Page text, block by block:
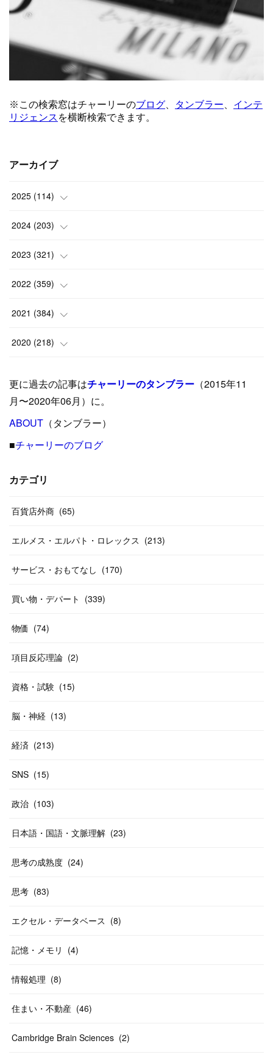
アーカイブ
2025 (114)
(1)
(8)
(6)
(9 )
( 5 )
( 15
(24)
(8 )
(17
(12)
2024 (203)
(24)
(10)
(18)
(17)
)
(12)
19)
(13
(14)
2023 (321)
(25)
(17)
(35)
(33 )
(26)
27)
(29
(24)
(26
2022 (359)
(42)
(37)
(31)
(31)
31
(26
(20)
(14
(46
2021 (384)
(9)
(39)
( 23)
40
(55
(38)
(20
(31
58)
10
2020 (218)
(24)
( 42)
(33
(46)
(20
更に過去の記事はチャーリーのタンブラー （2015年11
月〜2020年06月）に。
ABOUT （タンブラー）
■チャーリーのブログ
カテゴリ
百貨店外商 (65)
エルメス・エルパト・ロレックス (213)
サービス・おもてなし (170)
買い物・デパート (339)
物価 (74)
項目反応理論 (2)
資格・試験 (15)
脳・神経 (13)
経済 (213)
SNS (15)
政治 (103)
日本語・国語・文脈理解 (23)
思考の成熟度 (24)
思考 (83)
エクセル・データベース (8)
記憶・メモリ (4)
情報処理 (8)
住まい・不動産 (46)
Cambridge Brain Sciences (2)